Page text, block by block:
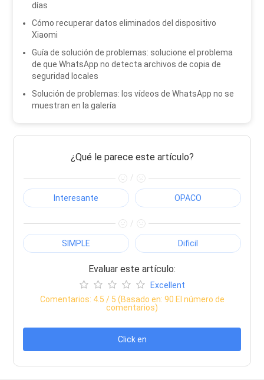
días
Cómo recuperar datos eliminados del dispositivo
Xiaomi
Guía de solución de problemas: solucione el problema
de que WhatsApp no ​​detecta archivos de copia de
seguridad locales
Solución de problemas: los vídeos de WhatsApp no ​​se
muestran en la galería
¿Qué le parece este artículo?
/
Interesante OPACO
/
SIMPLE Dificil
Evaluar este artículo:
Excellent
Comentarios: 4.5 / 5 (Basado en: 90 El número de
comentarios)
Click en